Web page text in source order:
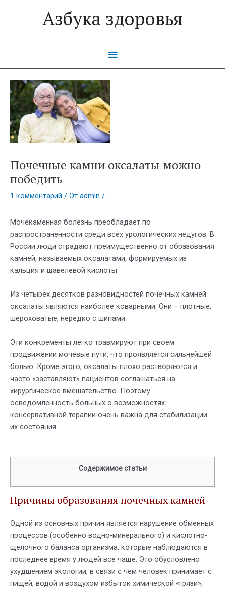
Азбука здоровья
Главное
меню
Почечные камни оксалаты можно
победить
1 комментарий / От admin /
Мочекаменная болезнь преобладает по
распространенности среди всех урологических недугов. В
России люди страдают преимущественно от образования
камней, называемых оксалатами, формируемых из
кальция и щавелевой кислоты.
Из четырех десятков разновидностей почечных камней
оксалаты являются наиболее коварными. Они – плотные,
шероховатые, нередко с шипами.
Эти конкременты легко травмируют при своем
продвижении мочевые пути, что проявляется сильнейшей
болью. Кроме этого, оксалаты плохо растворяются и
часто «заставляют» пациентов соглашаться на
хирургическое вмешательство. Поэтому
осведомленность больных о возможностях
консервативной терапии очень важна для стабилизации
их состояния.
Содержимое статьи
Причины образования почечных камней
Одной из основных причин является нарушение обменных
процессов (особенно водно-минерального) и кислотно-
щелочного баланса организма, которые наблюдаются в
последнее время у людей все чаще. Это обусловлено
ухудшением экологии, в связи с чем человек принимает с
пищей, водой и воздухом избыток химической «грязи»,